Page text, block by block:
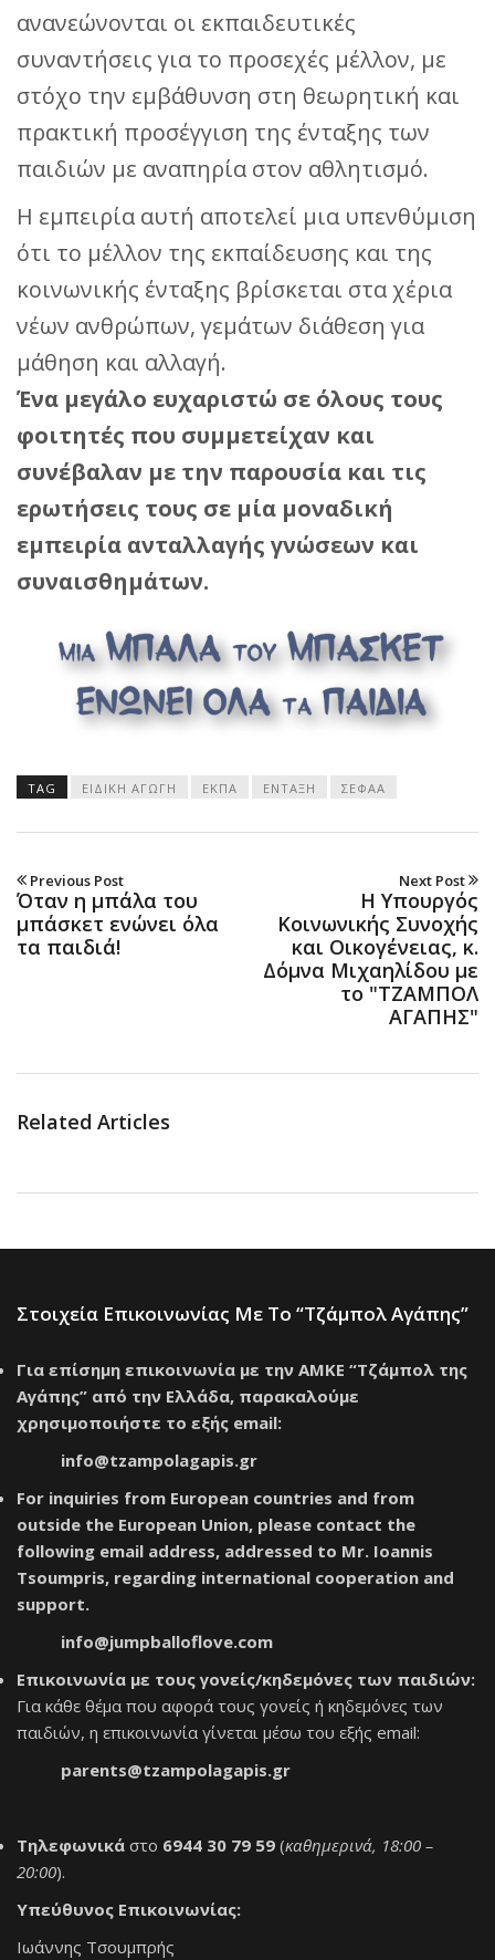
ανανεώνονται οι εκπαιδευτικές
συναντήσεις για το προσεχές μέλλον, με
στόχο την εμβάθυνση στη θεωρητική και
πρακτική προσέγγιση της ένταξης των
παιδιών με αναπηρία στον αθλητισμό.
Η εμπειρία αυτή αποτελεί μια υπενθύμιση
ότι το μέλλον της εκπαίδευσης και της
κοινωνικής ένταξης βρίσκεται στα χέρια
νέων ανθρώπων, γεμάτων διάθεση για
μάθηση και αλλαγή.
Ένα μεγάλο ευχαριστώ σε όλους τους
φοιτητές που συμμετείχαν και
συνέβαλαν με την παρουσία και τις
ερωτήσεις τους σε μία μοναδική
εμπειρία ανταλλαγής γνώσεων και
συναισθημάτων.
TAG ΕΙΔΙΚΗ ΑΓΩΓΗ ΕΚΠΑ ΕΝΤΑΞΗ ΣΕΦΑΑ
Previous Post
Όταν η μπάλα του
μπάσκετ ενώνει όλα
τα παιδιά!
Next Post
Η Υπουργός
Κοινωνικής Συνοχής
και Οικογένειας, κ.
Δόμνα Μιχαηλίδου με
το "ΤΖΑΜΠΟΛ
ΑΓΑΠΗΣ"
Related Articles
Στοιχεία Επικοινωνίας Με Το “Τζάμπολ Αγάπης”
Για επίσημη επικοινωνία με την ΑΜΚΕ “Τζάμπολ της
Αγάπης” από την Ελλάδα, παρακαλούμε
χρησιμοποιήστε το εξής email:
info@tzampolagapis.gr
For inquiries from European countries and from
outside the European Union, please contact the
following email address, addressed to Mr. Ioannis
Tsoumpris, regarding international cooperation and
support.
info@jumpballoflove.com
Επικοινωνία με τους γονείς/κηδεμόνες των παιδιών:
Για κάθε θέμα που αφορά τους γονείς ή κηδεμόνες των
παιδιών, η επικοινωνία γίνεται μέσω του εξής email:
parents@tzampolagapis.gr
Τηλεφωνικά στο 6944 30 79 59 (καθημερινά, 18:00 –
20:00).
Υπεύθυνος Επικοινωνίας:
Ιωάννης Τσουμπρής